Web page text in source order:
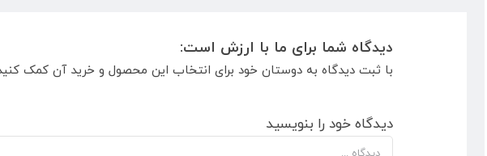
دیدگاه شما برای ما با ارزش است:
با ثبت دیدگاه به دوستان خود برای انتخاب این محصول و خرید آن کمک
دیدگاه خود را بنویسید
دیدگاه